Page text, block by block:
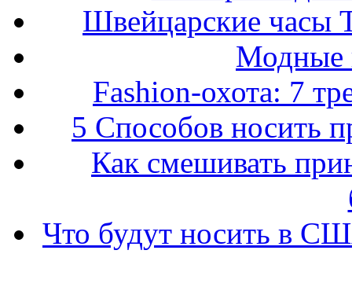
Швейцарские часы
Модные
Fashion-охота: 7
5 Способов носить
Как смешивать
Что будут носить в